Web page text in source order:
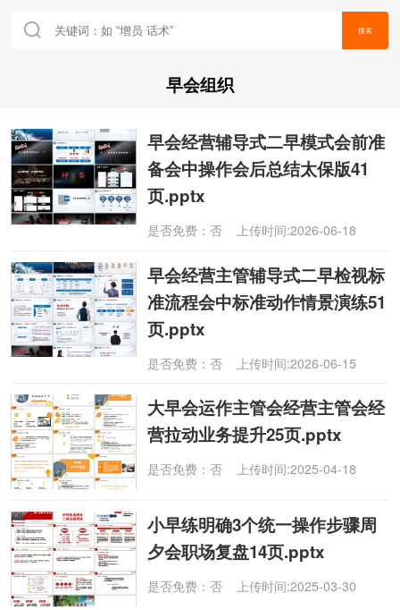
搜索
早会组织
早会经营辅导式二早模式会前准
备会中操作会后总结太保版41
页.pptx
是否免费：否 上传时间:2026-06-18
早会经营主管辅导式二早检视标
准流程会中标准动作情景演练51
页.pptx
是否免费：否 上传时间:2026-06-15
大早会运作主管会经营主管会经
营拉动业务提升25页.pptx
是否免费：否 上传时间:2025-04-18
小早练明确3个统一操作步骤周
夕会职场复盘14页.pptx
是否免费：否 上传时间:2025-03-30